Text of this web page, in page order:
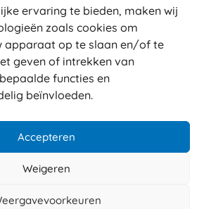
ervaring te bieden, maken wij
zoals cookies om
apparaat op te slaan en/of te
geven of intrekken van
functies en
beïnvloeden.
Accepteren
Weigeren